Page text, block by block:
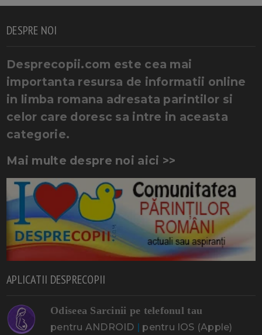
DESPRE NOI
Desprecopii.com este cea mai
importanta resursa de informatii online
in limba romana adresata parintilor si
celor care doresc sa intre in aceasta
categorie.
Mai multe despre noi aici >>
APLICATII DESPRECOPII
Odiseea Sarcinii pe telefonul tau
pentru ANDROID | pentru IOS (Apple)